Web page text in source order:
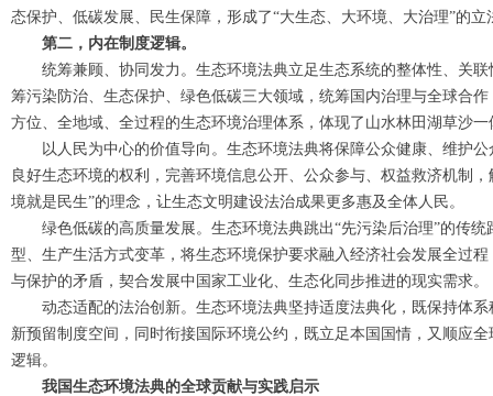
态保护、低碳发展、民生保障，形成了“大生态、大环境、大治理”的
第二，内在制度逻辑。
统筹兼顾、协同发力。生态环境法典立足生态系统的整体性、关
筹污染防治、生态保护、绿色低碳三大领域，统筹国内治理与全球合
方位、全地域、全过程的生态环境治理体系，体现了山水林田湖草沙
以人民为中心的价值导向。生态环境法典将保障公众健康、维护
良好生态环境的权利，完善环境信息公开、公众参与、权益救济机制
境就是民生”的理念，让生态文明建设法治成果更多惠及全体人民。
绿色低碳的高质量发展。生态环境法典跳出“先污染后治理”的传
型、生产生活方式变革，将生态环境保护要求融入经济社会发展全过
与保护的矛盾，契合发展中国家工业化、生态化同步推进的现实需求。
动态适配的法治创新。生态环境法典坚持适度法典化，既保持体
新预留制度空间，同时衔接国际环境公约，既立足本国国情，又顺应
逻辑。
我国生态环境法典的全球贡献与实践启示